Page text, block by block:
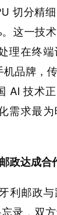
切分精
这一技
理在终
品牌，
AI 技术
需求最为
政达成合
利邮政
录，双